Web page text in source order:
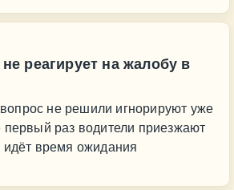
реагирует на жалобу в
не решили игнорируют уже
раз водители приезжают
идёт время ожидания